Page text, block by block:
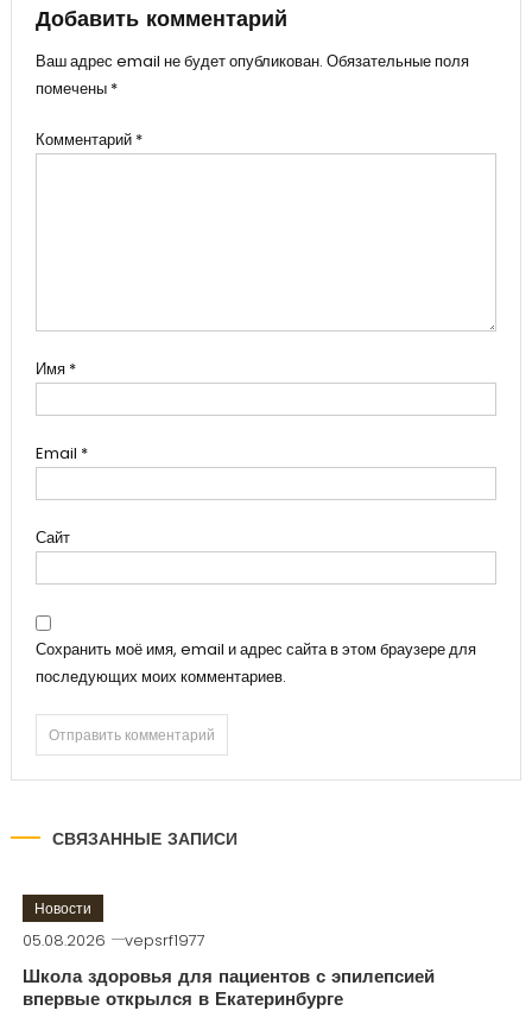
записям
Добавить комментарий
Ваш адрес email не будет опубликован. Обязательные поля
помечены *
Комментарий *
Имя *
Email *
Сайт
Сохранить моё имя, email и адрес сайта в этом браузере для
последующих моих комментариев.
СВЯЗАННЫЕ ЗАПИСИ
Новости
05.08.2026 vepsrf1977
Школа здоровья для пациентов с эпилепсией
впервые открылся в Екатеринбурге